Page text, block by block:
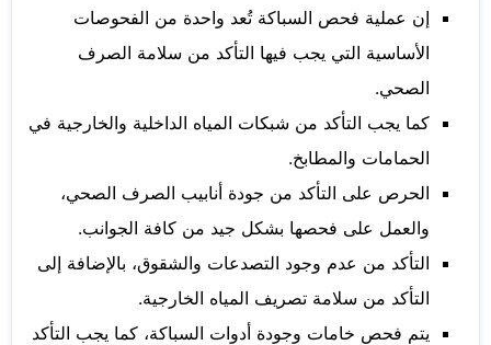
إن عملية فحص السباكة تُعد واحدة من الفحوصات
الأساسية التي يجب فيها التأكد من سلامة الصرف
الصحي.
كما يجب التأكد من شبكات المياه الداخلية والخارجية في
الحمامات والمطابخ.
الحرص على التأكد من جودة أنابيب الصرف الصحي،
والعمل على فحصها بشكل جيد من كافة الجوانب.
التأكد من عدم وجود التصدعات والشقوق، بالإضافة إلى
التأكد من سلامة تصريف المياه الخارجية.
يتم فحص خامات وجودة أدوات السباكة، كما يجب التأكد